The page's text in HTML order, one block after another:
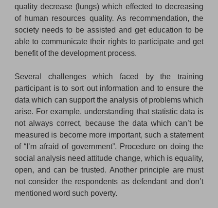
quality decrease (lungs) which effected to decreasing
of human resources quality. As recommendation, the
society needs to be assisted and get education to be
able to communicate their rights to participate and get
benefit of the development process.
Several challenges which faced by the training
participant is to sort out information and to ensure the
data which can support the analysis of problems which
arise. For example, understanding that statistic data is
not always correct, because the data which can’t be
measured is become more important, such a statement
of “I’m afraid of government”. Procedure on doing the
social analysis need attitude change, which is equality,
open, and can be trusted. Another principle are must
not consider the respondents as defendant and don’t
mentioned word such poverty.